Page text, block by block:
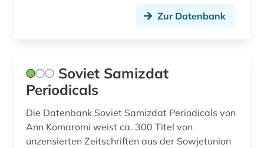
religiöse verfolgung (1)
restitution (1)
russisch (1)
russisch-ukrainischer krieg (1)
russland (43)
Zur Datenbank
Soviet Samizdat
Periodicals
Die Datenbank Soviet Samizdat Periodicals von
Ann Komaromi weist ca. 300 Titel von
unzensierten Zeitschriften aus der Sowjetunion